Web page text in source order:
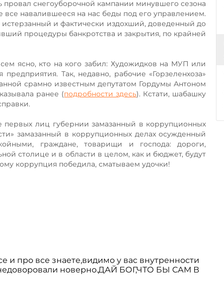
снегоуборочной кампании минувшего сезона
навалившееся на нас беды под его управлением.
и фактически издохший, доведенный до
процедуры банкротства и закрытия, по крайней
ясно, кто на кого забил: Художидков на МУП или
Так, недавно, рабочие «Горзеленхоза»
срамно известным депутатом Гордумы Антоном
ранее (подробности здесь). Кстати, шабашку
лиц губернии замазанный в коррупционных
замазанный в коррупционных делах осужденный
граждане, товарищи и господа: дороги,
столице и в области в целом, как и бюджет, будут
коррупция победила, сматываем удочки!
и про все знаете,видимо у вас внутренности
новерно.ДАЙ БОГ,ЧТО БЫ САМ В